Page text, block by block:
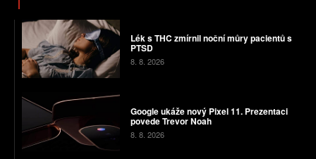
Lék s THC zmírnil noční můry pacientů s
PTSD
8. 8. 2026
Google ukáže nový Pixel 11. Prezentaci
povede Trevor Noah
8. 8. 2026